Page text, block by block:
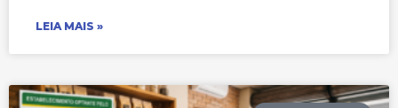
LEIA MAIS »